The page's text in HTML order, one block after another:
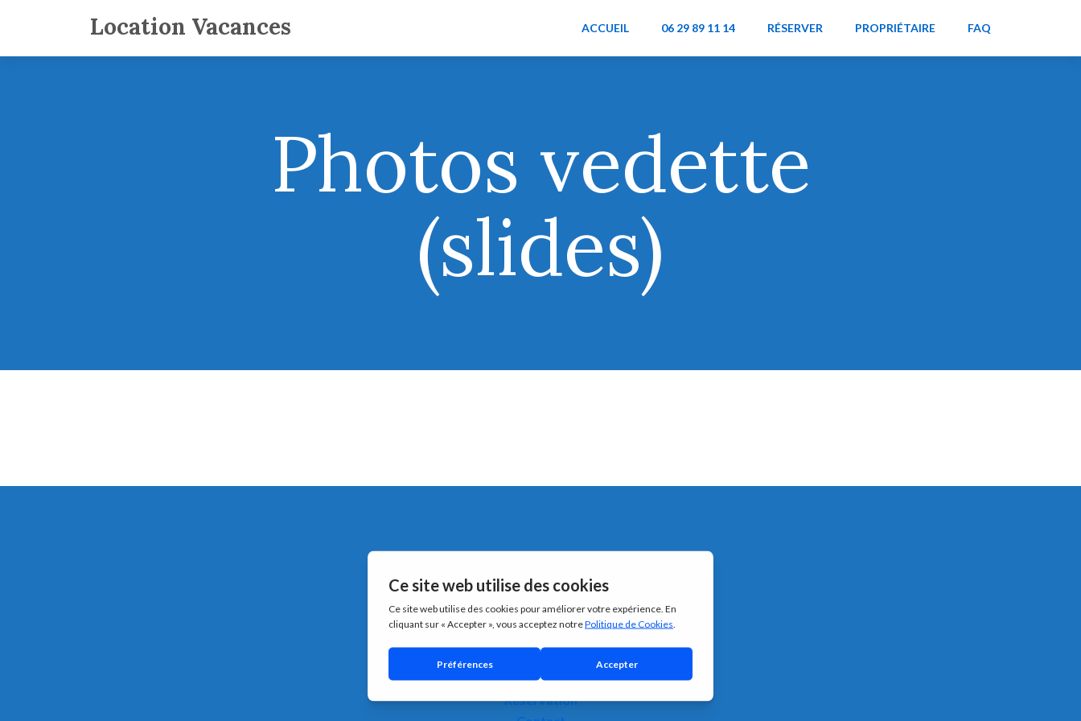
Location Vacances ACCUEIL 06 29 89 11 14 RÉSERVER PROPRIÉTAIRE FAQ
Photos vedette
(slides)
ACCUEIL
Témoignages
Hébergements proposés
Activités à Berck ?
Réservation